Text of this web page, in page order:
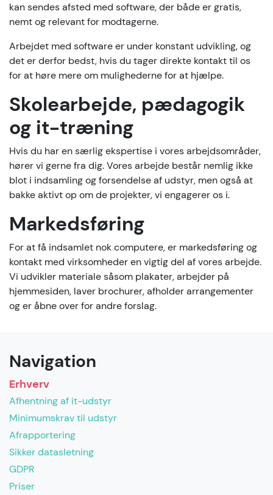
kan sendes afsted med software, der både er gratis,
nemt og relevant for modtagerne.
Arbejdet med software er under konstant udvikling, og
det er derfor bedst, hvis du tager direkte kontakt til os
for at høre mere om mulighederne for at hjælpe.
Skolearbejde, pædagogik
og it-træning
Hvis du har en særlig ekspertise i vores arbejdsområder,
hører vi gerne fra dig. Vores arbejde består nemlig ikke
blot i indsamling og forsendelse af udstyr, men også at
bakke aktivt op om de projekter, vi engagerer os i.
Markedsføring
For at få indsamlet nok computere, er markedsføring og
kontakt med virksomheder en vigtig del af vores arbejde.
Vi udvikler materiale såsom plakater, arbejder på
hjemmesiden, laver brochurer, afholder arrangementer
og er åbne over for andre forslag.
Navigation
Erhverv
Afhentning af it-udstyr
Minimumskrav til udstyr
Afrapportering
Sikker datasletning
GDPR
Priser